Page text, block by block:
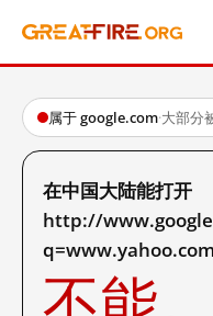
属于 google.com·大部分
在中国大陆能打开
http://
不能。